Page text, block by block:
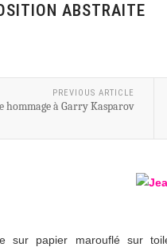
ABSTRAITE
PREVIOUS ARTICLE
à Garry Kasparov
sur papier marouflé sur